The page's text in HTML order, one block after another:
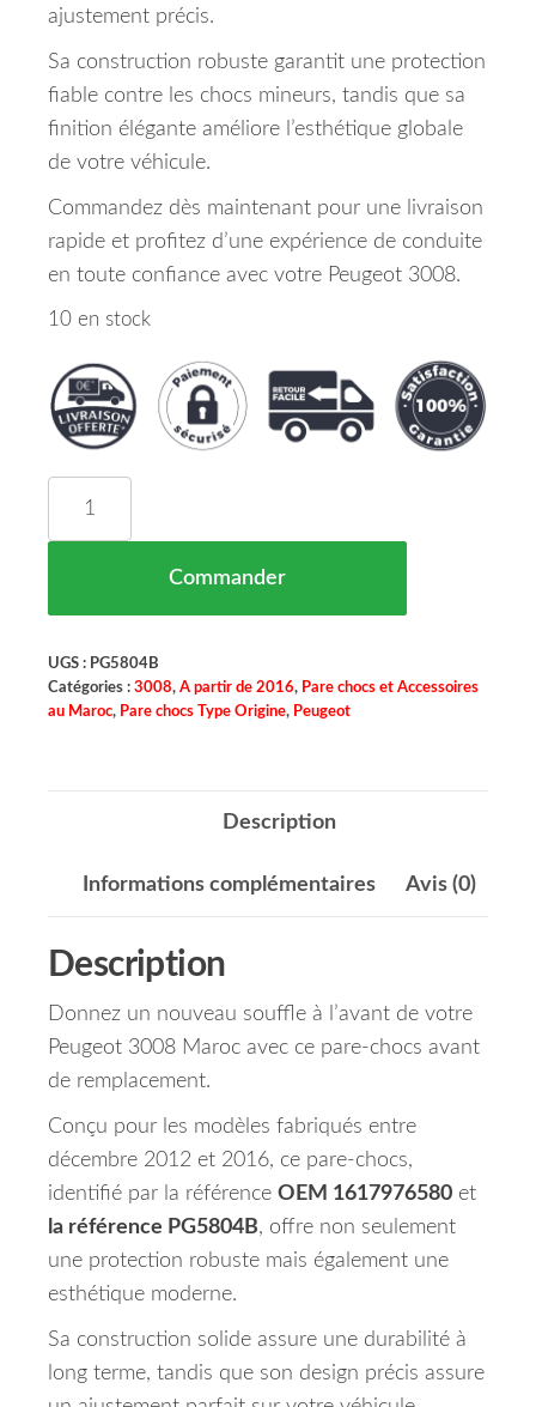
ajustement précis.
Sa construction robuste garantit une protection
fiable contre les chocs mineurs, tandis que sa
finition élégante améliore l’esthétique globale
de votre véhicule.
Commandez dès maintenant pour une livraison
rapide et profitez d’une expérience de conduite
en toute confiance avec votre Peugeot 3008.
10 en stock
Commander
UGS : PG5804B
Catégories : 3008, A partir de 2016, Pare chocs et Accessoires
au Maroc, Pare chocs Type Origine, Peugeot
Description
Informations complémentaires Avis (0)
Description
Donnez un nouveau souffle à l’avant de votre
Peugeot 3008 Maroc avec ce pare-chocs avant
de remplacement.
Conçu pour les modèles fabriqués entre
décembre 2012 et 2016, ce pare-chocs,
identifié par la référence OEM 1617976580 et
la référence PG5804B, offre non seulement
une protection robuste mais également une
esthétique moderne.
Sa construction solide assure une durabilité à
long terme, tandis que son design précis assure